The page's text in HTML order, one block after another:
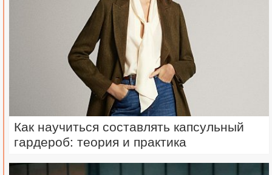
Как научиться составлять капсульный
гардероб: теория и практика